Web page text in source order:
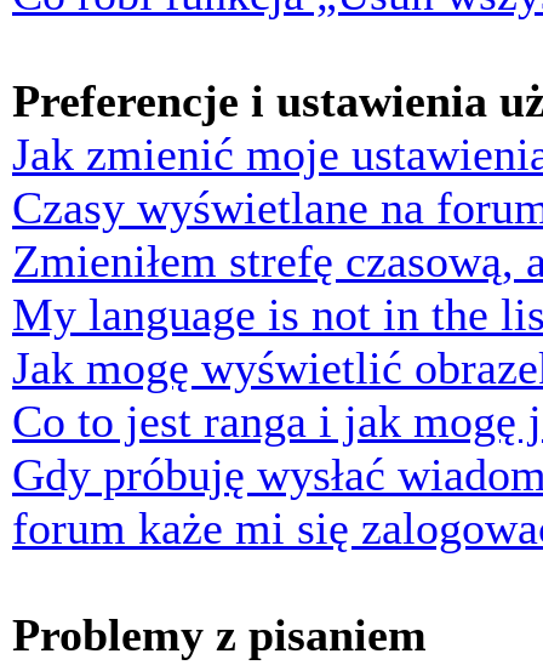
Preferencje i ustawienia
Jak zmienić moje
Czasy wyświetlane na
Zmieniłem strefę czasową,
My language is not in the
Jak mogę wyświetlić
Co to jest ranga i jak mogę
Gdy próbuję wysłać
forum każe mi się
Problemy z pisaniem